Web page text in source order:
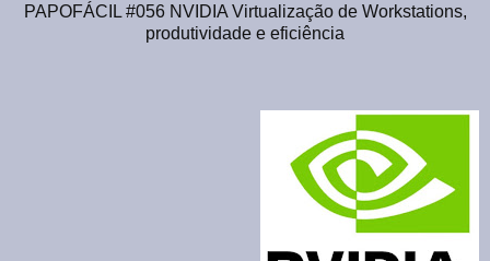
PAPOFÁCIL #056 NVIDIA Virtualização de Workstations,
produtividade e eficiência